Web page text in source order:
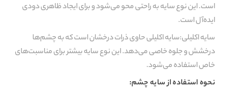
است. این نوع سایه به راحتی محو می‌شود و برای ایجاد ظاهری دودی
ایده‌آل است.
سایه اکلیلی:سایه اکلیلی حاوی ذرات درخشان است که به چشم‌ها
درخشش و جلوه خاصی می‌دهد. این نوع سایه بیشتر برای مناسبت‌های
خاص استفاده می‌شود.
نحوه استفاده از سایه چشم: